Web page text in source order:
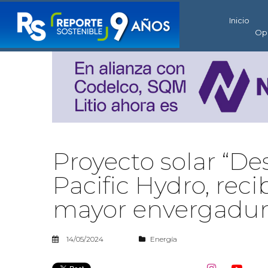
Inicio
Proyecto solar
Pacific Hydro,
mayor
14/05/2024 Energía